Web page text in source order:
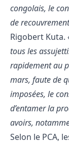
congolais, le
de
Rigobert Kuta.
tous les
rapidement au
mars, faute de
imposées, le
d’entamer la
avoirs,
Selon le PCA,